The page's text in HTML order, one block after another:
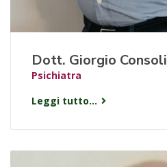
Dott. Giorgio Consoli
Psichiatra
Leggi tutto...